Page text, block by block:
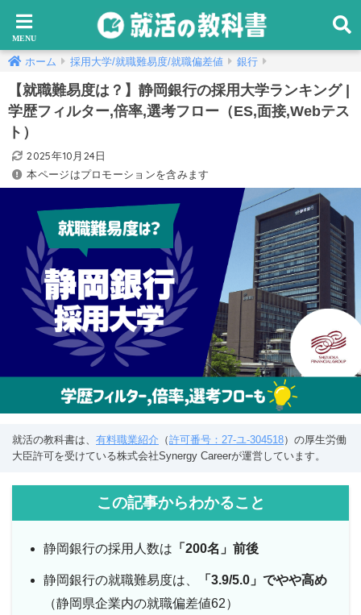
ホーム 採用大学/就職難易度/就職偏差値 銀行
【就職難易度は？】静岡銀行の採用大学ランキング |
学歴フィルター,倍率,選考フロー（ES,面接,Webテス
ト）
2025年10月24日
本ページはプロモーションを含みます
就活の教科書は、 有料職業紹介 （許可番号：27-ユ-304518）の厚生労働
大臣許可を受けている株式会社Synergy Careerが運営しています。
この記事からわかること
静岡銀行の採用人数は 「200名」前後
静岡銀行の就職難易度は、
「3.9/5.0」でやや高め
（静岡県企業内の就職偏差値62）